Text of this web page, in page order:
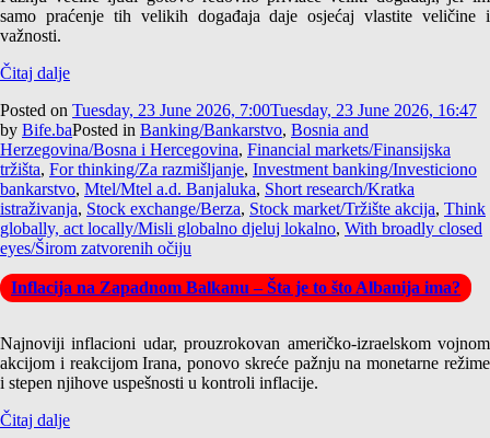
samo praćenje tih velikih događaja daje osjećaj vlastite veličine i
važnosti.
Čitaj dalje
Posted on Tuesday, 23 June 2026, 7:00Tuesday, 23 June 2026, 16:47
by Bife.baPosted in Banking/Bankarstvo, Bosnia and
Herzegovina/Bosna i Hercegovina, Financial markets/Finansijska
tržišta, For thinking/Za razmišljanje, Investment banking/Investiciono
bankarstvo, Mtel/Mtel a.d. Banjaluka, Short research/Kratka
istraživanja, Stock exchange/Berza, Stock market/Tržište akcija, Think
globally, act locally/Misli globalno djeluj lokalno, With broadly closed
eyes/Širom zatvorenih očiju
Inflacija na Zapadnom Balkanu – Šta je to što Albanija ima?
Najnoviji inflacioni udar, prouzrokovan američko-izraelskom vojnom
akcijom i reakcijom Irana, ponovo skreće pažnju na monetarne režime
i stepen njihove uspešnosti u kontroli inflacije.
Čitaj dalje